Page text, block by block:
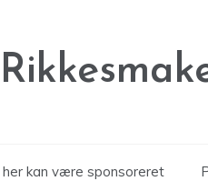
kan være sponsoreret